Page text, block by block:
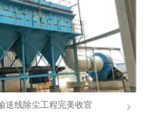
送线除尘工程完美收官